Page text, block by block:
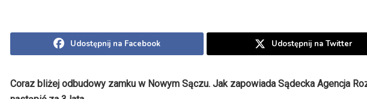
Udostępnij na Facebook Udostępnij na Twitter
Coraz bliżej odbudowy zamku w Nowym Sączu. Jak zapowiada Sądecka Agencja